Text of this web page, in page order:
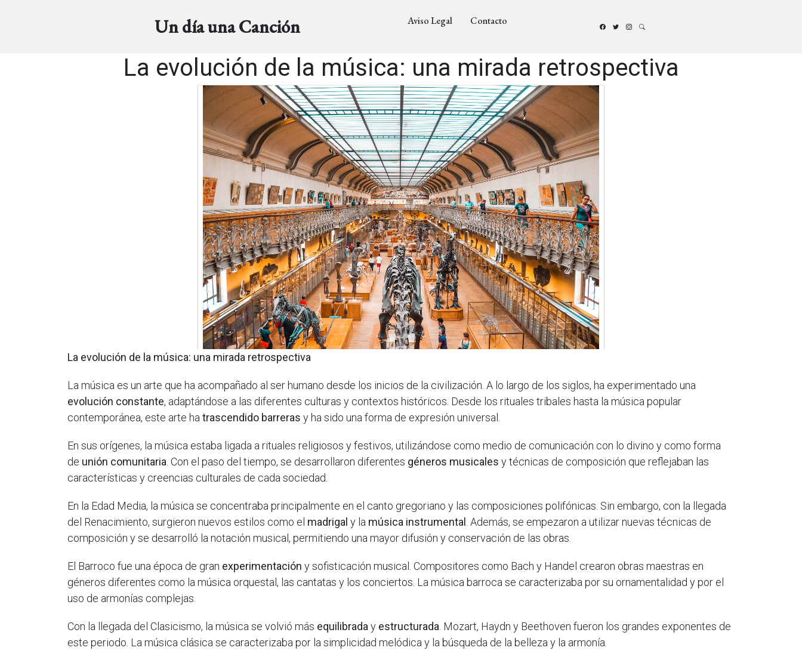
Un día una Canción Aviso Legal Contacto
La evolución de la música: una mirada retrospectiva
La evolución de la música: una mirada retrospectiva
La música es un arte que ha acompañado al ser humano desde los inicios de la civilización. A lo largo de los siglos, ha experimentado una
evolución constante, adaptándose a las diferentes culturas y contextos históricos. Desde los rituales tribales hasta la música popular
contemporánea, este arte hatrascendido barreras y ha sido una forma de expresión universal.
En sus orígenes, la música estaba ligada a rituales religiosos y festivos, utilizándose como medio de comunicación con lo divino y como forma
de unión comunitaria. Con el paso del tiempo, se desarrollaron diferentes géneros musicales y técnicas de composición que reflejaban las
características y creencias culturales de cada sociedad.
En la Edad Media, la música se concentraba principalmente en el canto gregoriano y las composiciones polifónicas. Sin embargo, con la llegada
del Renacimiento, surgieron nuevos estilos como el madrigal y la música instrumental . Además, se empezaron a utilizar nuevas técnicas de
composición y se desarrolló la notación musical, permitiendo una mayor difusión y conservación de las obras.
El Barroco fue una época de gran experimentación y sofisticación musical. Compositores como Bach y Handel crearon obras maestras en
géneros diferentes como la música orquestal, las cantatas y los conciertos. La música barroca se caracterizaba por su ornamentalidad y por el
uso de armonías complejas.
Con la llegada del Clasicismo, la música se volvió más equilibraday estructurada. Mozart, Haydn y Beethoven fueron los grandes exponentes de
este periodo. La música clásica se caracterizaba por la simplicidad melódica y la búsqueda de la belleza y la armonía.